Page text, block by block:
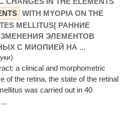
WITH MYOPIA ON THE
MELLITUS[ РАННИЕ
ЭЛЕМЕНТОВ
С МИОПИЕЙ НА ...
a clinical and morphometric
of the retina, the state of the retinal
was carried out in 40